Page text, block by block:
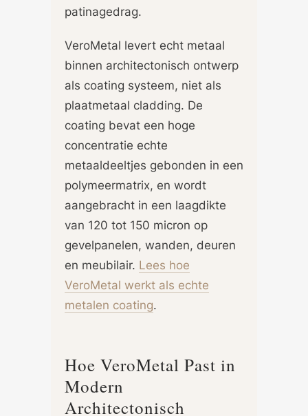
patinagedrag.
VeroMetal levert echt metaal
binnen architectonisch ontwerp
als coating systeem, niet als
plaatmetaal cladding. De
coating bevat een hoge
concentratie echte
metaaldeeltjes gebonden in een
polymeermatrix, en wordt
aangebracht in een laagdikte
van 120 tot 150 micron op
gevelpanelen, wanden, deuren
en meubilair. Lees hoe
VeroMetal werkt als echte
metalen coating.
Hoe VeroMetal Past in
Modern
Architectonisch